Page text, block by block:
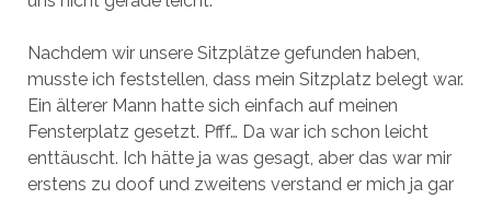
Nachdem wir unsere Sitzplätze gefunden haben,
musste ich feststellen, dass mein Sitzplatz belegt war.
Ein älterer Mann hatte sich einfach auf meinen
Fensterplatz gesetzt. Pfff… Da war ich schon leicht
enttäuscht. Ich hätte ja was gesagt, aber das war mir
erstens zu doof und zweitens verstand er mich ja gar